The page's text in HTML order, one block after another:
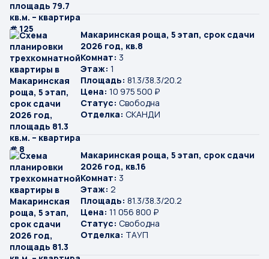
Макаринская роща, 5 этап, срок сдачи
2026 год, кв.8
Комнат: 3
Этаж: 1
Площадь: 81.3/38.3/20.2
Цена: 10 975 500 ₽
Статус: Свободна
Отделка: СКАНДИ
Макаринская роща, 5 этап, срок сдачи
2026 год, кв.16
Комнат: 3
Этаж: 2
Площадь: 81.3/38.3/20.2
Цена: 11 056 800 ₽
Статус: Свободна
Отделка: ТАУП